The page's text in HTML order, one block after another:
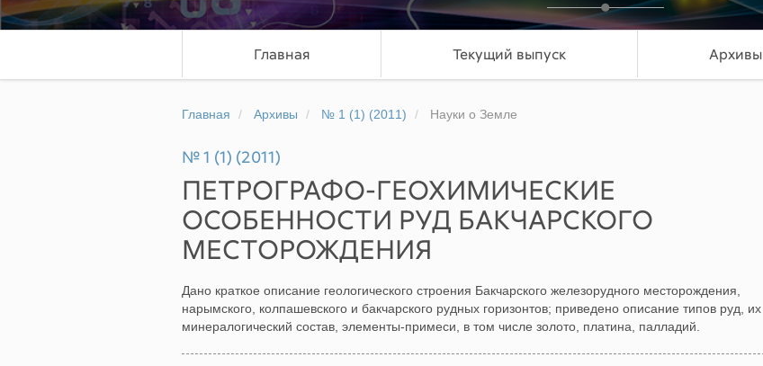
Главная Текущий выпуск Архивы
Главная Архивы № 1 (1) (2011) Науки о Земле
№ 1 (1) (2011)
ПЕТРОГРАФО-ГЕОХИМИЧЕСКИЕ
ОСОБЕННОСТИ РУД БАКЧАРСКОГО
МЕСТОРОЖДЕНИЯ
Дано краткое описание геологического строения Бакчарского железорудного месторождения,
нарымского, колпашевского и бакчарского рудных горизонтов; приведено описание типов руд, их
минералогический состав, элементы-примеси, в том числе золото, платина, палладий.